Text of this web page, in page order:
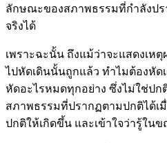
ลักษณะของสภาพธรรมที่กำลังป
จริงได้
เพราะฉะนั้น ถึงแม้ว่าจะแสดงเห
ไปหัดเดินนั้นถูกแล้ว ทำไมต้องหัด
หัดอะไรหมดทุกอย่าง ซึ่งไม่ใช่ป
สภาพธรรมที่ปรากฏตามปกติได้เ
ปกติให้เกิดขึ้น และเข้าใจว่ารู้ใน